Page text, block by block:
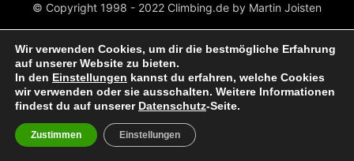
© Copyright 1998 - 2022 Climbing.de by Martin Joisten
Wir verwenden Cookies, um dir die bestmögliche Erfahrung
auf unserer Website zu bieten.
In den Einstellungen kannst du erfahren, welche Cookies
wir verwenden oder sie ausschalten. Weitere Informationen
findest du auf unserer Datenschutz-Seite.
Zustimmen Einstellungen